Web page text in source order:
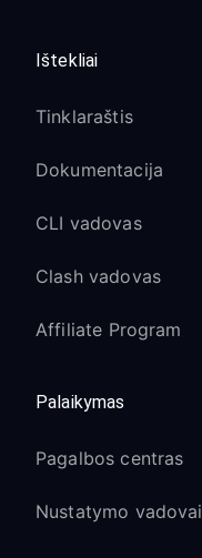
Ištekliai
Tinklaraštis
Dokumentacija
CLI vadovas
Clash vadovas
Affiliate Program
Palaikymas
Pagalbos centras
Nustatymo vadovai